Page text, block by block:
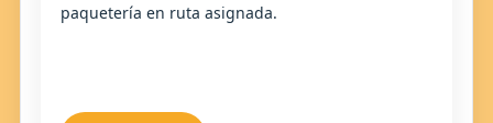
paquetería en ruta asignada.